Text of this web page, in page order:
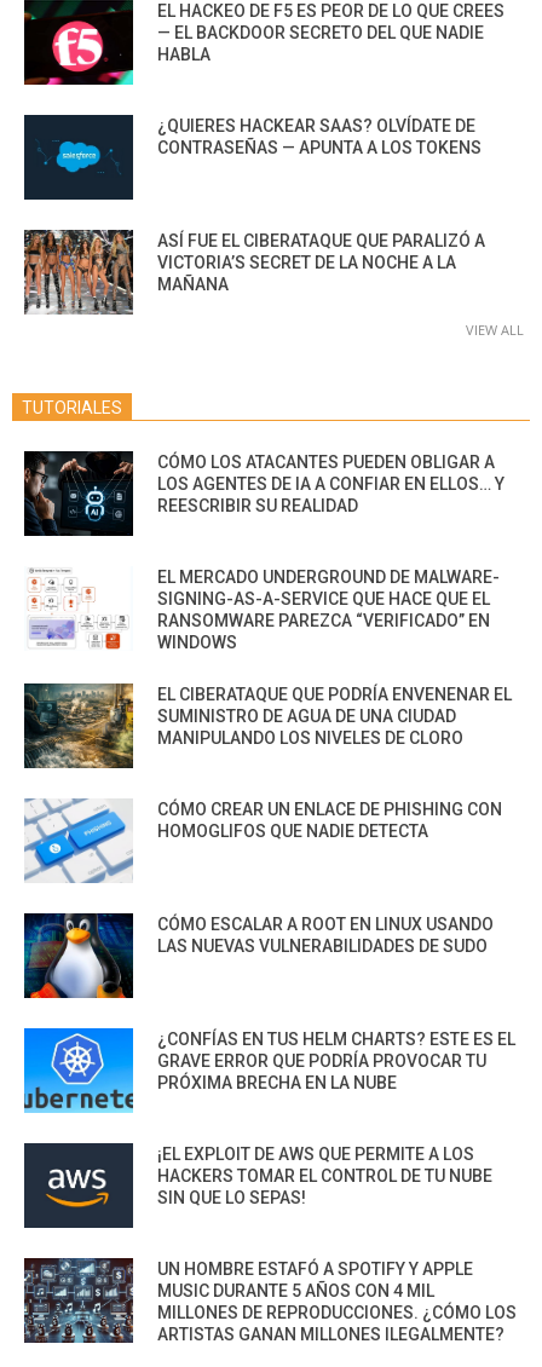
EL HACKEO DE F5 ES PEOR DE LO QUE CREES
— EL BACKDOOR SECRETO DEL QUE NADIE
HABLA
¿QUIERES HACKEAR SAAS? OLVÍDATE DE
CONTRASEÑAS — APUNTA A LOS TOKENS
ASÍ FUE EL CIBERATAQUE QUE PARALIZÓ A
VICTORIA’S SECRET DE LA NOCHE A LA
MAÑANA
VIEW ALL
TUTORIALES
CÓMO LOS ATACANTES PUEDEN OBLIGAR A
LOS AGENTES DE IA A CONFIAR EN ELLOS… Y
REESCRIBIR SU REALIDAD
EL MERCADO UNDERGROUND DE MALWARE-
SIGNING-AS-A-SERVICE QUE HACE QUE EL
RANSOMWARE PAREZCA “VERIFICADO” EN
WINDOWS
EL CIBERATAQUE QUE PODRÍA ENVENENAR EL
SUMINISTRO DE AGUA DE UNA CIUDAD
MANIPULANDO LOS NIVELES DE CLORO
CÓMO CREAR UN ENLACE DE PHISHING CON
HOMOGLIFOS QUE NADIE DETECTA
CÓMO ESCALAR A ROOT EN LINUX USANDO
LAS NUEVAS VULNERABILIDADES DE SUDO
¿CONFÍAS EN TUS HELM CHARTS? ESTE ES EL
GRAVE ERROR QUE PODRÍA PROVOCAR TU
PRÓXIMA BRECHA EN LA NUBE
¡EL EXPLOIT DE AWS QUE PERMITE A LOS
HACKERS TOMAR EL CONTROL DE TU NUBE
SIN QUE LO SEPAS!
UN HOMBRE ESTAFÓ A SPOTIFY Y APPLE
MUSIC DURANTE 5 AÑOS CON 4 MIL
MILLONES DE REPRODUCCIONES. ¿CÓMO LOS
ARTISTAS GANAN MILLONES ILEGALMENTE?